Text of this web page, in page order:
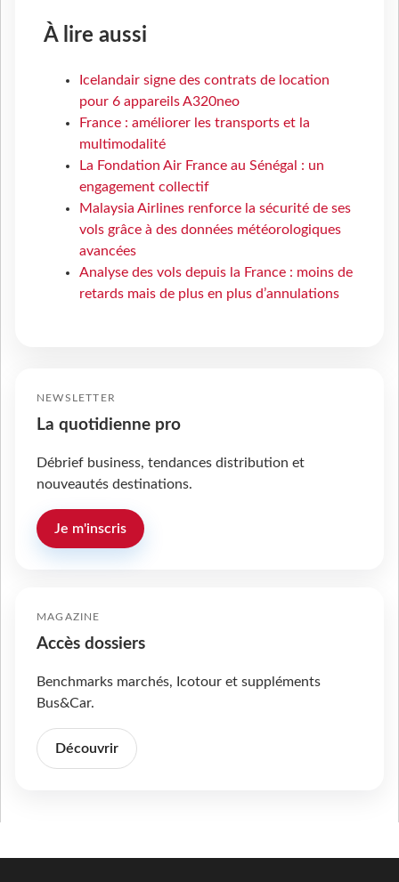
À lire aussi
Icelandair signe des contrats de location
pour 6 appareils A320neo
France : améliorer les transports et la
multimodalité
La Fondation Air France au Sénégal : un
engagement collectif
Malaysia Airlines renforce la sécurité de ses
vols grâce à des données météorologiques
avancées
Analyse des vols depuis la France : moins de
retards mais de plus en plus d’annulations
NEWSLETTER
La quotidienne pro
Débrief business, tendances distribution et
nouveautés destinations.
Je m'inscris
MAGAZINE
Accès dossiers
Benchmarks marchés, Icotour et suppléments
Bus&Car.
Découvrir